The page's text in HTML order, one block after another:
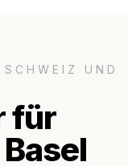
UND
für